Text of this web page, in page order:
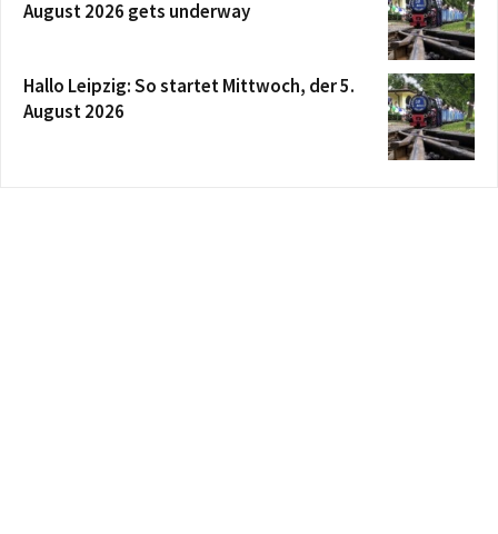
August 2026 gets underway
Hallo Leipzig: So startet Mittwoch, der 5.
August 2026